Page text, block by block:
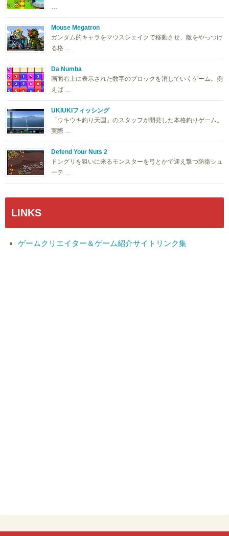
…
Mouse Megatron
ガンダム的キャラをマウスシェイクで移動させ、敵をやっつけ
る格 …
Da Numba
画面右上に表示された数字のブロックを消していくゲーム。例
えば …
UKIUKIフィッシング
「ウキウキ釣り天国」のスタッフが開発した本格釣りゲーム。
実際 …
Defend Your Nuts 2
ドングリを狙いに来るモンスターを弓とかで迎え撃つ防衛シュ
ーテ …
LINKS
ゲームクリエイター＆ゲーム紹介サイトリンク集